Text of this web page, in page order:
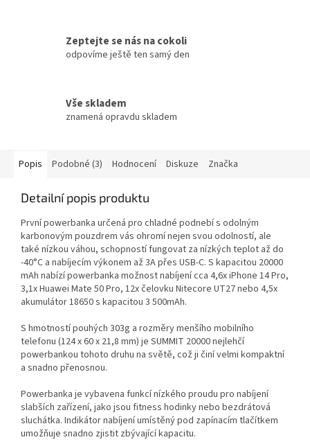
Zeptejte se nás na cokoli
odpovíme ještě ten samý den
Vše skladem
znamená opravdu skladem
Popis Podobné (3) Hodnocení Diskuze Značka
Detailní popis produktu
První powerbanka určená pro chladné podnebí s odolným
karbonovým pouzdrem vás ohromí nejen svou odolností, ale
také nízkou váhou, schopností fungovat za nízkých teplot až do
-40°C a nabíjecím výkonem až 3A přes USB-C. S kapacitou 20000
mAh nabízí powerbanka možnost nabíjení cca 4,6x iPhone 14 Pro,
3,1x Huawei Mate 50 Pro, 12x čelovku Nitecore UT27 nebo 4,5x
akumulátor 18650 s kapacitou 3 500mAh.
S hmotností pouhých 303g a rozměry menšího mobilního
telefonu (124 x 60 x 21,8 mm) je SUMMIT 20000 nejlehčí
powerbankou tohoto druhu na světě, což ji činí velmi kompaktní
a snadno přenosnou.
Powerbanka je vybavena funkcí nízkého proudu pro nabíjení
slabších zařízení, jako jsou fitness hodinky nebo bezdrátová
sluchátka. Indikátor nabíjení umístěný pod zapínacím tlačítkem
umožňuje snadno zjistit zbývající kapacitu.